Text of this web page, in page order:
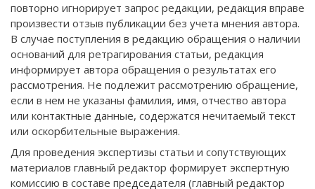
повторно игнорирует запрос редакции, редакция вправе
произвести отзыв публикации без учета мнения автора.
В случае поступления в редакцию обращения о наличии
оснований для ретрагирования статьи, редакция
информирует автора обращения о результатах его
рассмотрения. Не подлежит рассмотрению обращение,
если в нем не указаны фамилия, имя, отчество автора
или контактные данные, содержатся нечитаемый текст
или оскорбительные выражения.
Для проведения экспертизы статьи и сопутствующих
материалов главный редактор формирует экспертную
комиссию в составе председателя (главный редактор